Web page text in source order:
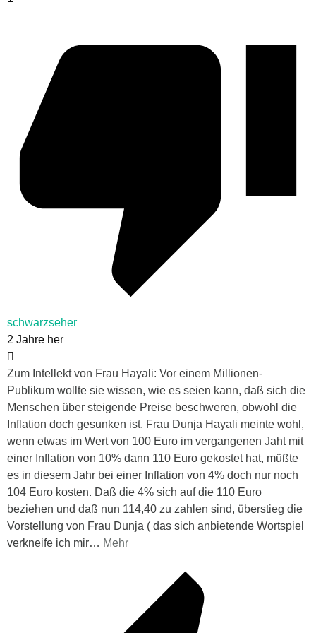
schwarzseher
2 Jahre her
Zum Intellekt von Frau Hayali: Vor einem Millionen-
Publikum wollte sie wissen, wie es seien kann, daß sich die
Menschen über steigende Preise beschweren, obwohl die
Inflation doch gesunken ist. Frau Dunja Hayali meinte wohl,
wenn etwas im Wert von 100 Euro im vergangenen Jaht mit
einer Inflation von 10% dann 110 Euro gekostet hat, müßte
es in diesem Jahr bei einer Inflation von 4% doch nur noch
104 Euro kosten. Daß die 4% sich auf die 110 Euro
beziehen und daß nun 114,40 zu zahlen sind, überstieg die
Vorstellung von Frau Dunja ( das sich anbietende Wortspiel
verkneife ich mir… Mehr